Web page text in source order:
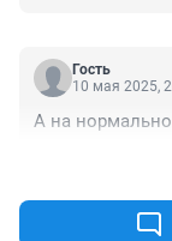
Гость
10 мая 2025,
А на